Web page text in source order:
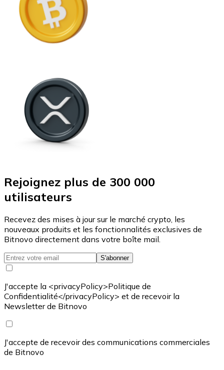
Rejoignez plus de 300 000
utilisateurs
Recevez des mises à jour sur le marché crypto, les
nouveaux produits et les fonctionnalités exclusives de
Bitnovo directement dans votre boîte mail.
S'abonner
J'accepte la <privacyPolicy>Politique de
Confidentialité</privacyPolicy> et de recevoir la
Newsletter de Bitnovo
J'accepte de recevoir des communications commerciales
de Bitnovo